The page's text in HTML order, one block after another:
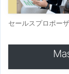
セールスプロポー